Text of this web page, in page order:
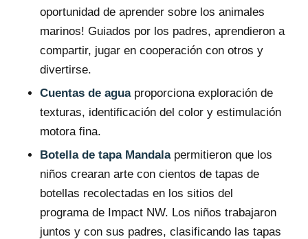
oportunidad de aprender sobre los animales
marinos! Guiados por los padres, aprendieron a
compartir, jugar en cooperación con otros y
divertirse.
Cuentas de aguaproporciona exploración de
texturas, identificación del color y estimulación
motora fina.
Botella de tapa Mandalapermitieron que los
niños crearan arte con cientos de tapas de
botellas recolectadas en los sitios del
programa de Impact NW. Los niños trabajaron
juntos y con sus padres, clasificando las tapas